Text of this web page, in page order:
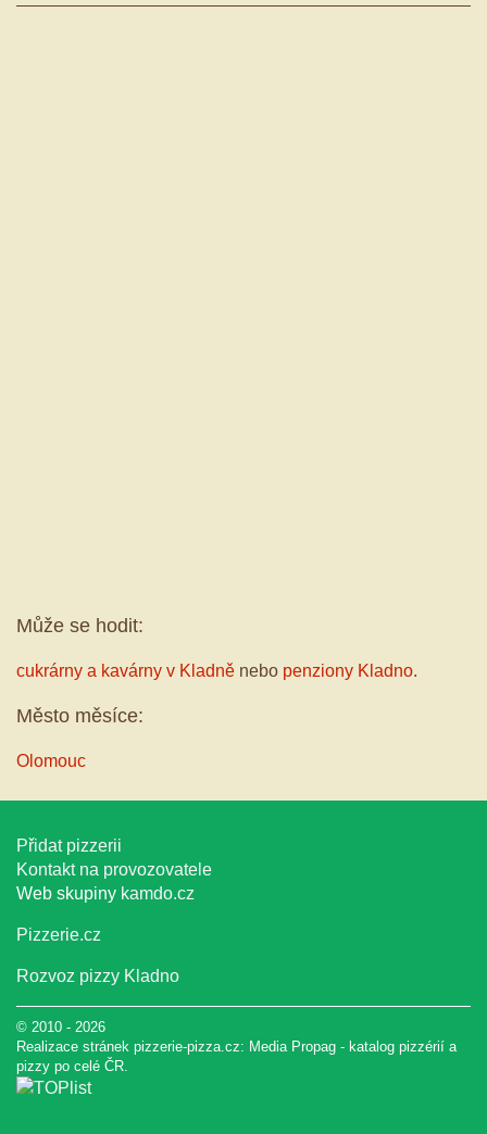
Může se hodit:
cukrárny a kavárny v Kladně nebo penziony Kladno.
Město měsíce:
Olomouc
Přidat pizzerii
Kontakt na provozovatele
Web skupiny kamdo.cz
Pizzerie.cz
Rozvoz pizzy Kladno
© 2010 - 2026
Realizace stránek pizzerie-pizza.cz: Media Propag - katalog pizzérií a
pizzy po celé ČR.